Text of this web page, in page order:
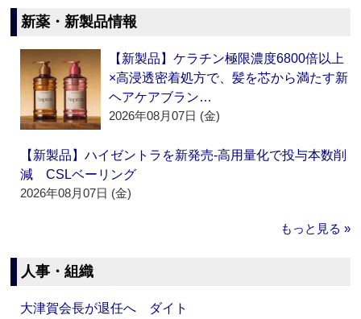
新薬・新製品情報
【新製品】ケラチン極限濃度6800倍以上
×高浸透密着処方で、髪を芯から満たす新
ヘアケアブラン…
2026年08月07日 (金)
【新製品】ハイゼントラを新発売‐高用量化で投与本数削
減 CSLベーリング
2026年08月07日 (金)
もっと見る »
人事・組織
大津賀会長が退任へ ダイト